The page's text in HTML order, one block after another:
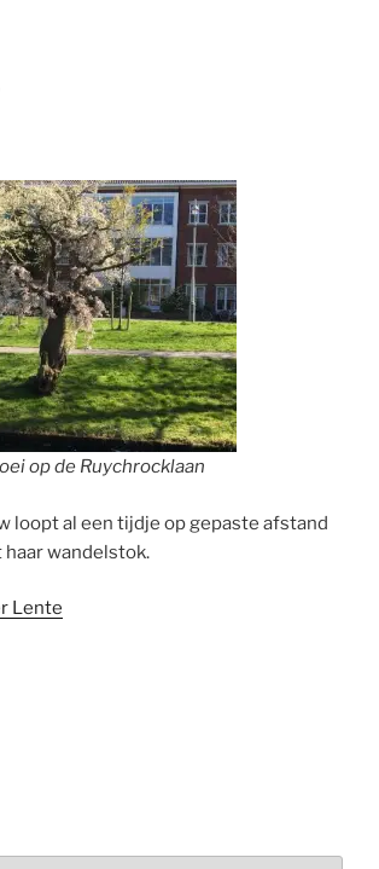
op de Ruychrocklaan
loopt al een tijdje op gepaste afstand
wandelstok.
Lente